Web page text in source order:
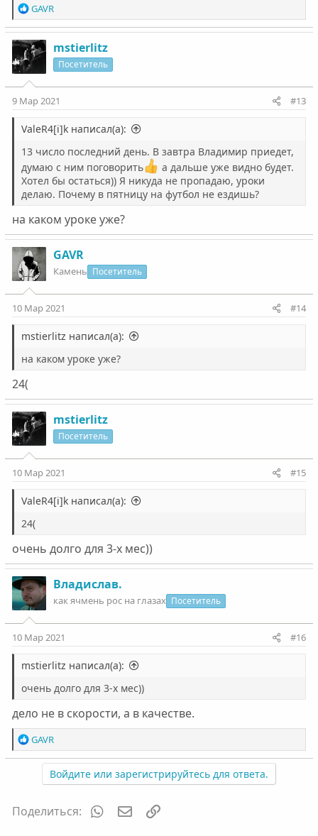
Р
е
а
к
ц
и
и
:
GAVR
mstierlitz
Посетитель
9 Мар 2021 #13
ValeR4[i]k написал(а):
13 число последний день. В завтра Владимир приедет,
думаю с ним поговорить
а дальше уже видно будет.
Хотел бы остаться)) Я никуда не пропадаю, уроки
делаю. Почему в пятницу на футбол не ездишь?
на каком уроке уже?
GAVR
Камень Посетитель
10 Мар 2021 #14
mstierlitz написал(а):
на каком уроке уже?
24(
mstierlitz
Посетитель
10 Мар 2021 #15
ValeR4[i]k написал(а):
24(
очень долго для 3-х мес))
Владислав.
как ячмень рос на глазах Посетитель
10 Мар 2021 #16
mstierlitz написал(а):
очень долго для 3-х мес))
дело не в скорости, а в качестве.
Р
е
и
GAVR
Войдите или зарегистрируйтесь для ответа.
Поделиться: WhatsAppЭлектронная почта